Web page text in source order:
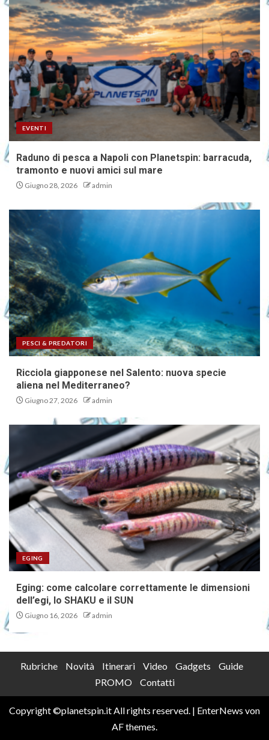
EVENTI
Raduno di pesca a Napoli con Planetspin: barracuda,
tramonto e nuovi amici sul mare
Giugno 28, 2026 admin
PESCI & PREDATORI
Ricciola giapponese nel Salento: nuova specie
aliena nel Mediterraneo?
Giugno 27, 2026 admin
EGING
Eging: come calcolare correttamente le dimensioni
dell’egi, lo SHAKU e il SUN
Giugno 16, 2026 admin
Rubriche Novità Itinerari Video Gadgets
Guide
PROMO
Contatti
Copyright ©planetspin.it All rights reserved. | EnterNews von
AF themes.